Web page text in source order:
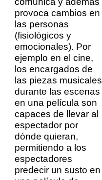
provoca cambios en
las personas
(fisiológicos y
emocionales). Por
ejemplo en el cine,
los encargados de
las piezas musicales
durante las escenas
en una película son
capaces de llevar al
espectador por
dónde quieran,
permitiendo a los
espectadores
predecir un susto en